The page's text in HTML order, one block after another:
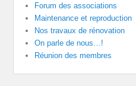
Forum des associations
Maintenance et reproduction
Nos travaux de rénovation
On parle de nous…!
Réunion des membres